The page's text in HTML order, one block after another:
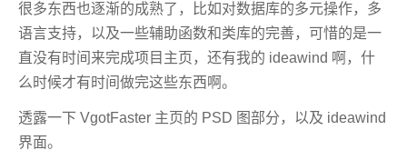
很多东西也逐渐的成熟了，比如对数据库的多元操作，多
语言支持，以及一些辅助函数和类库的完善，可惜的是一
直没有时间来完成项目主页，还有我的 ideawind 啊，什
么时候才有时间做完这些东西啊。
透露一下 VgotFaster 主页的 PSD 图部分，以及 ideawind
界面。